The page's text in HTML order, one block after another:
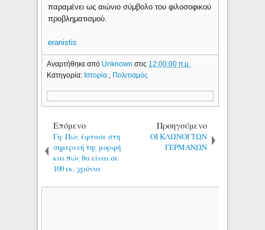
παραμένει ως αιώνιο σύμβολο του φιλοσοφικού
προβληματισμού.
eranistis
Αναρτήθηκε από Unknownστις 12:00:00 π.μ.
Κατηγορία: Ιστορία Πολιτισμός
Επόμενο
Γη: Πώς έφτασε στη
σημερινή της μορφή
και πώς θα είναι σε
100 εκ. χρόνια
Προηγούμενο
ΟΙ ΚΛΩΝΟΙ ΤΩΝ
ΓΕΡΜΑΝΩΝ